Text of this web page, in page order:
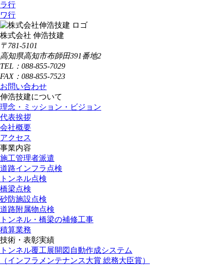
ラ行
ワ行
株式会社 伸浩技建
〒781-5101
高知県高知市布師田391番地2
TEL：088-855-7029
FAX：088-855-7523
お問い合わせ
伸浩技建について
理念・ミッション・ビジョン
代表挨拶
会社概要
アクセス
事業内容
施工管理者派遣
道路インフラ点検
トンネル点検
橋梁点検
砂防施設点検
道路附属物点検
トンネル・橋梁の補修工事
積算業務
技術・表彰実績
トンネル覆工展開図自動作成システム
（インフラメンテナンス大賞 総務大臣賞）